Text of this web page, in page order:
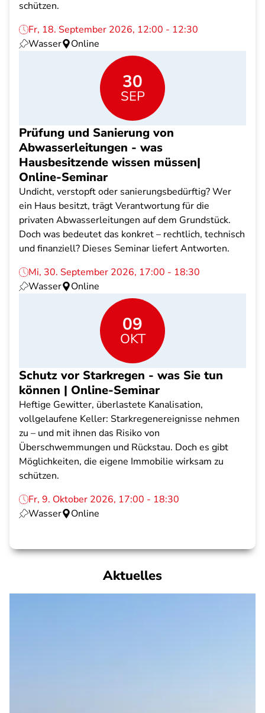
schützen.
Fr, 18. September 2026, 12:00 - 12:30
Wasser
Online
30
SEP
Prüfung und Sanierung von
Abwasserleitungen - was
Hausbesitzende wissen müssen|
Online-Seminar
Undicht, verstopft oder sanierungsbedürftig? Wer
ein Haus besitzt, trägt Verantwortung für die
privaten Abwasserleitungen auf dem Grundstück.
Doch was bedeutet das konkret – rechtlich, technisch
und finanziell? Dieses Seminar liefert Antworten.
Mi, 30. September 2026, 17:00 - 18:30
Wasser
Online
09
OKT
Schutz vor Starkregen - was Sie tun
können | Online-Seminar
Heftige Gewitter, überlastete Kanalisation,
vollgelaufene Keller: Starkregenereignisse nehmen
zu – und mit ihnen das Risiko von
Überschwemmungen und Rückstau. Doch es gibt
Möglichkeiten, die eigene Immobilie wirksam zu
schützen.
Fr, 9. Oktober 2026, 17:00 - 18:30
Wasser
Online
Aktuelles